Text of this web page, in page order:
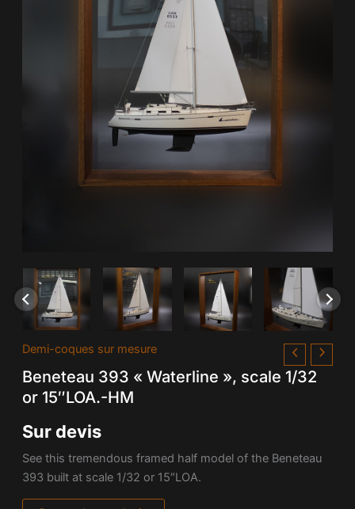
Demi-coques sur mesure
Beneteau 393 « Waterline », scale 1/32
or 15″LOA.-HM
Sur devis
See this tremendous framed half model of the Beneteau
393 built at scale 1/32 or 15″LOA.